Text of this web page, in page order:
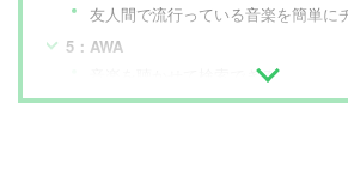
友人間で流行っている音楽を簡単に
5：AWA
音楽を聴かせて検索できる
6：YouTube Music